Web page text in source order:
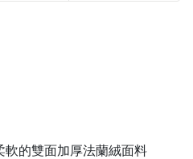
軟的雙面加厚法蘭絨面料